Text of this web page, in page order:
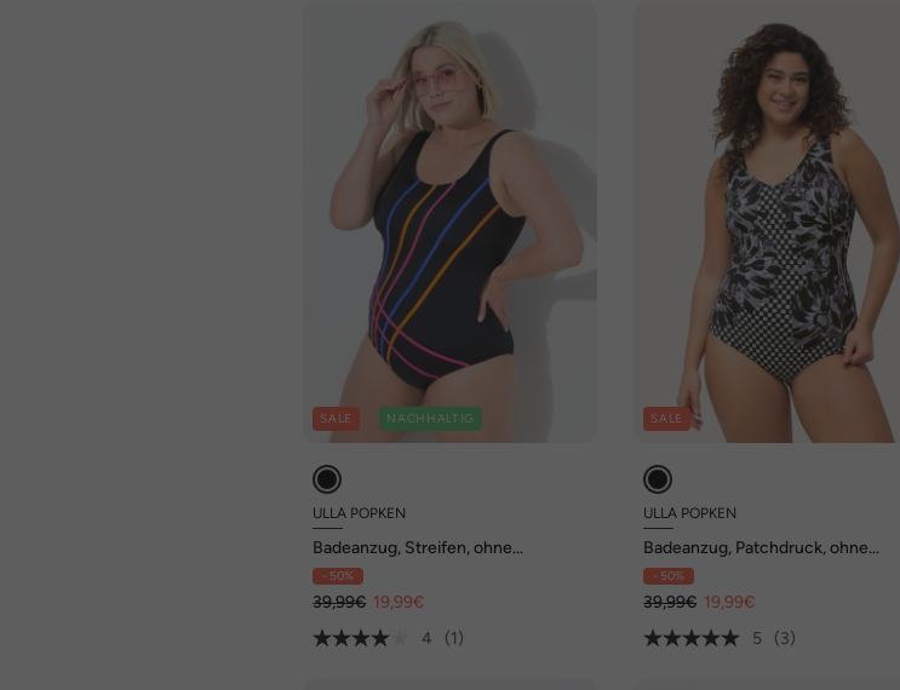
SALE NACHHALTIG
ULLA POPKEN
Badeanzug, Streifen, ohne
Softcups, Rundhals
- 50%
39,99€ 19,99€
4
(1)
SALE
ULLA POPKEN
Badeanzug, Patchdruck, ohne
Softcups, Unterbrustband
- 50%
39,99€ 19,99€
5
(3)